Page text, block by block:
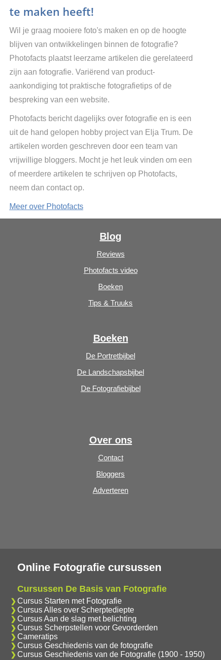
te maken heeft!
Wil je graag mooiere foto's maken en op de hoogte
blijven van ontwikkelingen binnen de fotografie?
Photofacts plaatst leerzame artikelen die gerelateerd
zijn aan fotografie. Variërend van product-
aankondiging tot praktische fotografietips of de
bespreking van een website.
Photofacts bericht dagelijks over fotografie en is een
uit de hand gelopen hobby project van Elja Trum. De
artikelen worden geschreven door een team van
vrijwillige bloggers. Mocht je het leuk vinden om een
of meerdere artikelen te schrijven op Photofacts,
neem dan contact op.
Meer over Photofacts
Blog
Reviews
Photofacts video
Boeken
Tips & Truuks
Boeken
De Portretbijbel
De Landschapsbijbel
De Fotografiebijbel
Over ons
Contact
Bloggers
Adverteren
Online Fotografie cursussen
Cursussen De Basis van Fotografie
Cursus Starten met Fotografie
Cursus Alles over Scherptediepte
Cursus Aan de slag met belichting
Cursus Scherpstellen voor Gevorderden
Cameratips
Cursus Geschiedenis van de fotografie
Cursus Geschiedenis van de Fotografie (1900 - 1950)